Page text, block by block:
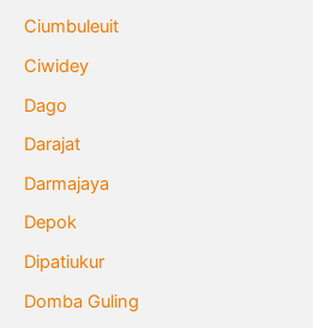
Ciumbuleuit
Ciwidey
Dago
Darajat
Darmajaya
Depok
Dipatiukur
Domba Guling